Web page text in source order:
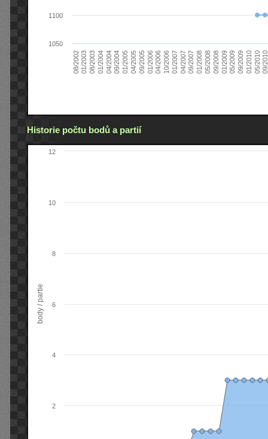
08/200201/200308/200301/200404/200409/200401/200504/200509/200501/200604/200610/200601/200704/200709/200701/200805/200809/200801/200905/200909/200901/201005/201009/
1050
1100
Historie počtu bodů a partií
body / partie
2
4
6
8
10
12